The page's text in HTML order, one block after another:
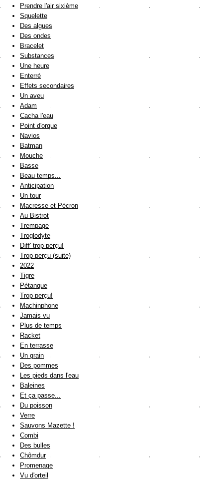
Prendre l'air sixième
Squelette
Des algues
Des ondes
Bracelet
Substances
Une heure
Enterré
Effets secondaires
Un aveu
Adam
Cacha l'eau
Point d'orque
Navios
Batman
Mouche
Basse
Beau temps...
Anticipation
Un tour
Macresse et Pécron
Au Bistrot
Trempage
Troglodyte
Diff' trop perçu!
Trop perçu (suite)
2022
Tigre
Pétanque
Trop perçu!
Machinphone
Jamais vu
Plus de temps
Racket
En terrasse
Un grain
Des pommes
Les pieds dans l'eau
Baleines
Et ça passe...
Du poisson
Verre
Sauvons Mazette !
Combi
Des bulles
Chômdur
Promenage
Vu d'orteil